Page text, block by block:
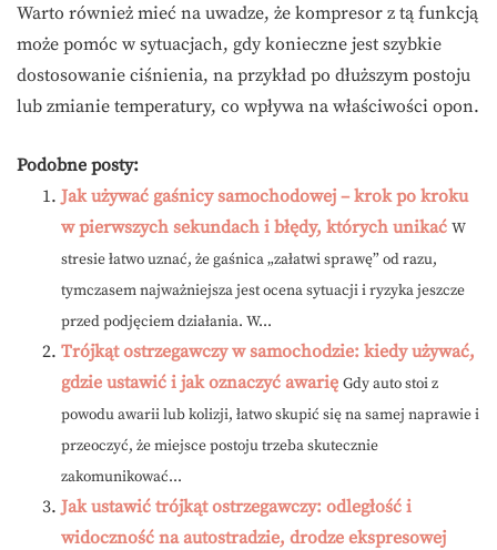
Warto również mieć na uwadze, że kompresor z tą funkcją
może pomóc w sytuacjach, gdy konieczne jest szybkie
dostosowanie ciśnienia, na przykład po dłuższym postoju
lub zmianie temperatury, co wpływa na właściwości opon.
Podobne posty:
Jak używać gaśnicy samochodowej – krok po kroku
w pierwszych sekundach i błędy, których unikać W
stresie łatwo uznać, że gaśnica „załatwi sprawę” od razu,
tymczasem najważniejsza jest ocena sytuacji i ryzyka jeszcze
przed podjęciem działania. W...
Trójkąt ostrzegawczy w samochodzie: kiedy używać,
gdzie ustawić i jak oznaczyć awarię Gdy auto stoi z
powodu awarii lub kolizji, łatwo skupić się na samej naprawie i
przeoczyć, że miejsce postoju trzeba skutecznie
zakomunikować...
Jak ustawić trójkąt ostrzegawczy: odległość i
widoczność na autostradzie, drodze ekspresowej